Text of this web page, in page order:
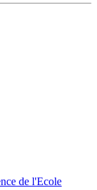
de l'Ecole